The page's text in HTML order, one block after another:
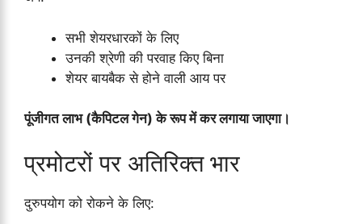
सभी शेयरधारकों के लिए
उनकी श्रेणी की परवाह किए बिना
शेयर बायबैक से होने वाली आय पर
पूंजीगत लाभ (कैपिटल गेन) के रूप में कर लगाया जाएगा।
प्रमोटरों पर अतिरिक्त भार
दुरुपयोग को रोकने के लिए: